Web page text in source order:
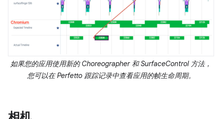
如果您的应用使用新的 Choreographer 和 SurfaceControl 方法，
您可以在 Perfetto 跟踪记录中查看应用的帧生命周期。